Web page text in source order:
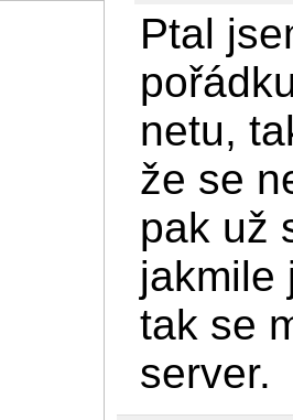
Ptal
netu,
že se
pak už
jakmile
tak se
server.